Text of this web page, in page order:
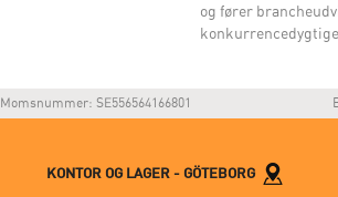
og fører
Momsnummer: SE556564166801
KONTOR OG LAGER - GÖTEBORG